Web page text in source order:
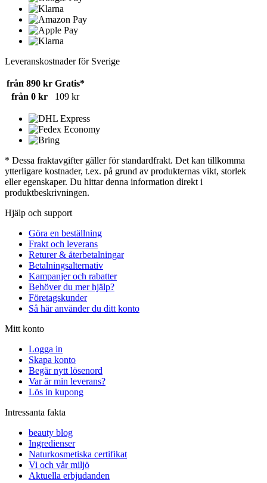
Leveranskostnader för Sverige
från 890 kr Gratis*
från 0 kr
109 kr
* Dessa fraktavgifter gäller för standardfrakt. Det kan tillkomma
ytterligare kostnader, t.ex. på grund av produkternas vikt, storlek
eller egenskaper. Du hittar denna information direkt i
produktbeskrivningen.
Hjälp och support
Göra en beställning
Frakt och leverans
Returer & återbetalningar
Betalningsalternativ
Kampanjer och rabatter
Behöver du mer hjälp?
Företagskunder
Så här använder du ditt konto
Mitt konto
Logga in
Skapa konto
Begär nytt lösenord
Var är min leverans?
Lös in kupong
Intressanta fakta
beauty blog
Ingredienser
Naturkosmetiska certifikat
Vi och vår miljö
Aktuella erbjudanden